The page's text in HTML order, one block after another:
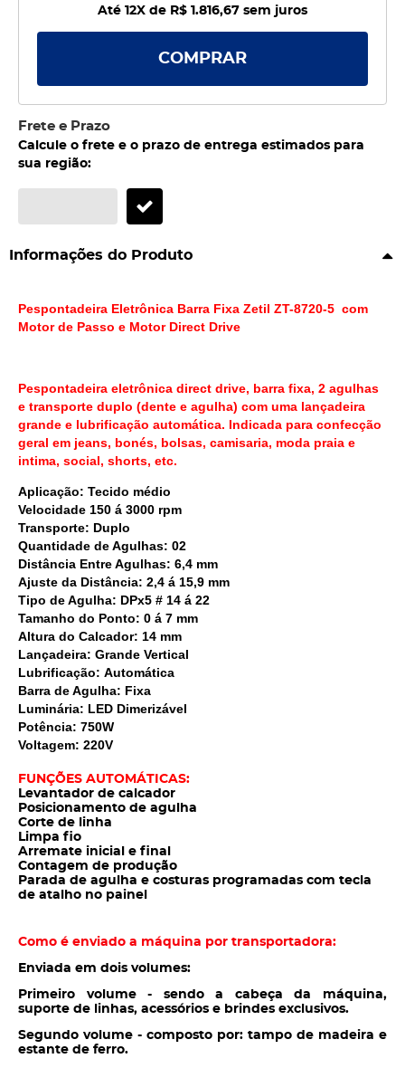
Até 12X de R$ 1.816,67 sem juros
COMPRAR
Frete e Prazo
Calcule o frete e o prazo de entrega estimados para
sua região:
Informações do Produto
Pespontadeira Eletrônica Barra Fixa Zetil ZT-8720-5 ​ com
Motor de Passo e Motor Direct Drive
Pespontadeira eletrônica direct drive, barra fixa, 2 agulhas
e transporte duplo (dente e agulha) com uma lançadeira
grande e lubrificação automática. Indicada para confecção
geral em jeans, bonés, bolsas, camisaria, moda praia e
intima, social, shorts, etc.
Aplicação: Tecido médio
Velocidade 150 á 3000 rpm
Transporte: Duplo
Quantidade de Agulhas: 02
Distância Entre Agulhas: 6,4 mm
Ajuste da Distância: 2,4 á 15,9 mm
Tipo de Agulha: DPx5 # 14 á 22
Tamanho do Ponto: 0 á 7 mm
Altura do Calcador: 14 mm
Lançadeira: Grande Vertical
Lubrificação: Automática
Barra de Agulha: Fixa
Luminária: LED Dimerizável
Potência: 750W
Voltagem: 220V
FUNÇÕES AUTOMÁTICAS:
Levantador de calcador
Posicionamento de agulha
Corte de linha
Limpa fio
Arremate inicial e final
Contagem de produção
Parada de agulha e costuras programadas com tecla
de atalho no painel
Como é enviado a máquina por transportadora:
Enviada em dois volumes:
Primeiro volume - sendo a cabeça da máquina,
suporte de linhas, acessórios e brindes exclusivos.
Segundo volume - composto por: tampo de madeira e
estante de ferro.